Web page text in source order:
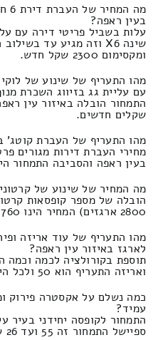
מה
בעין ראפה?
עלות בשביל פריטי דירה עם
ומקסימום 2300 שקל חדש.
מהו התעריף של שינוע של
עם עליית גג בזיווג השכרת
שקלים חדשים.
מהו התעריף של העברת קוטג'
מחירי העברת דירות מגורים
בעין ראפה והסביבה התמחור הינו 6300 ולא יותר
מה המחיר של שינוע של
הובלה של מספר קופסאות
2800 ארגזים) המחיר הינו 760 ולכל היותר 290 שקלים חדשים.
מהו התעריף של עוד אריזה
לארגז באיזור עין ראפה?
תוספת בקורולציה לכמה וכמה
ואריזה התעריף הוא 50 ולכל היותר 23 ש"ח.
כמה נשלם על אקסטרה פירוק
עמיד?
התמחור לקופסה יחידני בעיר
ספיישל התמחור זה 55 ועד 26 ₪.